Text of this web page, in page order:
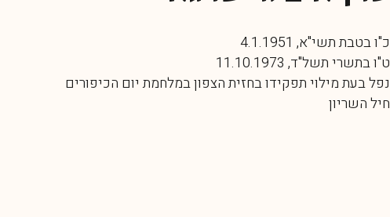
כ"ו בטבת תשי"א, 4.1.1951
ט"ו בתשרי תשל"ד, 11.10.1973
נפל בעת מילוי תפקידו בחזית הצפון במלחמת יום הכיפורים
חיל השריון